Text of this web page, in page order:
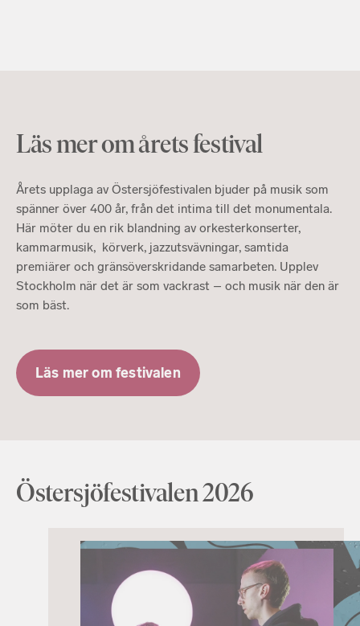
Läs mer om årets festival
Årets upplaga av Östersjöfestivalen bjuder på musik som
spänner över 400 år, från det intima till det monumentala.
Här möter du en rik blandning av orkesterkonserter,
kammarmusik, körverk, jazzutsvävningar, samtida
premiärer och gränsöverskridande samarbeten. Upplev
Stockholm när det är som vackrast – och musik när den är
som bäst.
Läs mer om festivalen
Östersjöfestivalen 2026